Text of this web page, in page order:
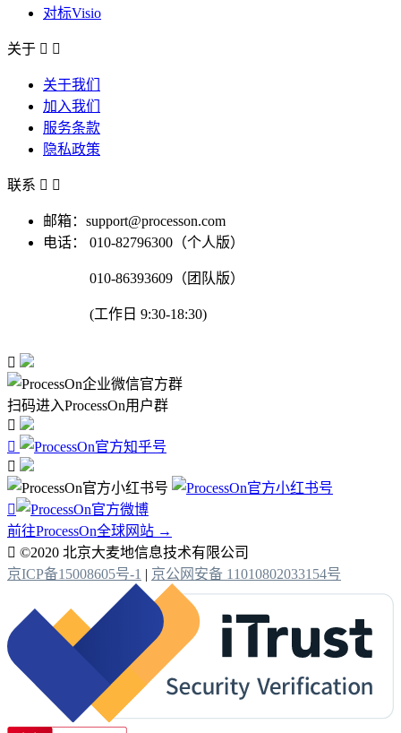
对标Visio
关于  
关于我们
加入我们
服务条款
隐私政策
联系  
邮箱：support@processon.com
电话：
010-82796300（个人版）
010-86393609（团队版）
(工作日 9:30-18:30)

扫码进入ProcessOn用户群




前往ProcessOn全球网站 →
 ©2020 北京大麦地信息技术有限公司
京ICP备15008605号-1 | 京公网安备 11010802033154号